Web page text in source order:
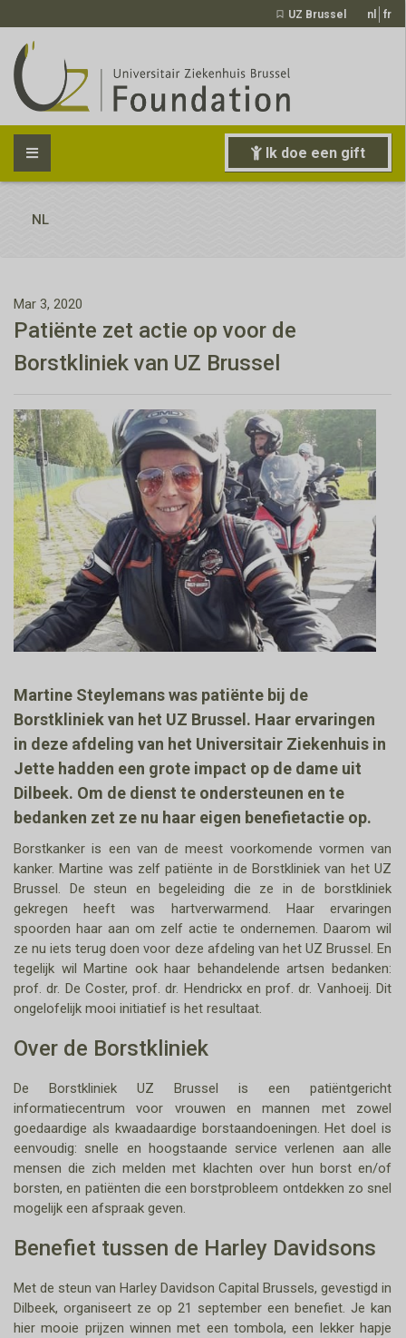
UZ Brussel nl fr
Ik doe een gift
NL
Mar 3, 2020
Patiënte zet actie op voor de
Borstkliniek van UZ Brussel
Martine Steylemans was patiënte bij de
Borstkliniek van het UZ Brussel. Haar ervaringen
in deze afdeling van het Universitair Ziekenhuis in
Jette hadden een grote impact op de dame uit
Dilbeek. Om de dienst te ondersteunen en te
bedanken zet ze nu haar eigen benefietactie op.
Borstkanker is een van de meest voorkomende vormen van
kanker. Martine was zelf patiënte in de Borstkliniek van het UZ
Brussel. De steun en begeleiding die ze in de borstkliniek
gekregen heeft was hartverwarmend. Haar ervaringen
spoorden haar aan om zelf actie te ondernemen. Daarom wil
ze nu iets terug doen voor deze afdeling van het UZ Brussel. En
tegelijk wil Martine ook haar behandelende artsen bedanken:
prof. dr. De Coster, prof. dr. Hendrickx en prof. dr. Vanhoeij. Dit
ongelofelijk mooi initiatief is het resultaat.
Over de Borstkliniek
De Borstkliniek UZ Brussel is een patiëntgericht
informatiecentrum voor vrouwen en mannen met zowel
goedaardige als kwaadaardige borstaandoeningen. Het doel is
eenvoudig: snelle en hoogstaande service verlenen aan alle
mensen die zich melden met klachten over hun borst en/of
borsten, en patiënten die een borstprobleem ontdekken zo snel
mogelijk een afspraak geven.
Benefiet tussen de Harley Davidsons
Met de steun van Harley Davidson Capital Brussels, gevestigd in
Dilbeek, organiseert ze op 21 september een benefiet. Je kan
hier mooie prijzen winnen met een tombola, een lekker hapje